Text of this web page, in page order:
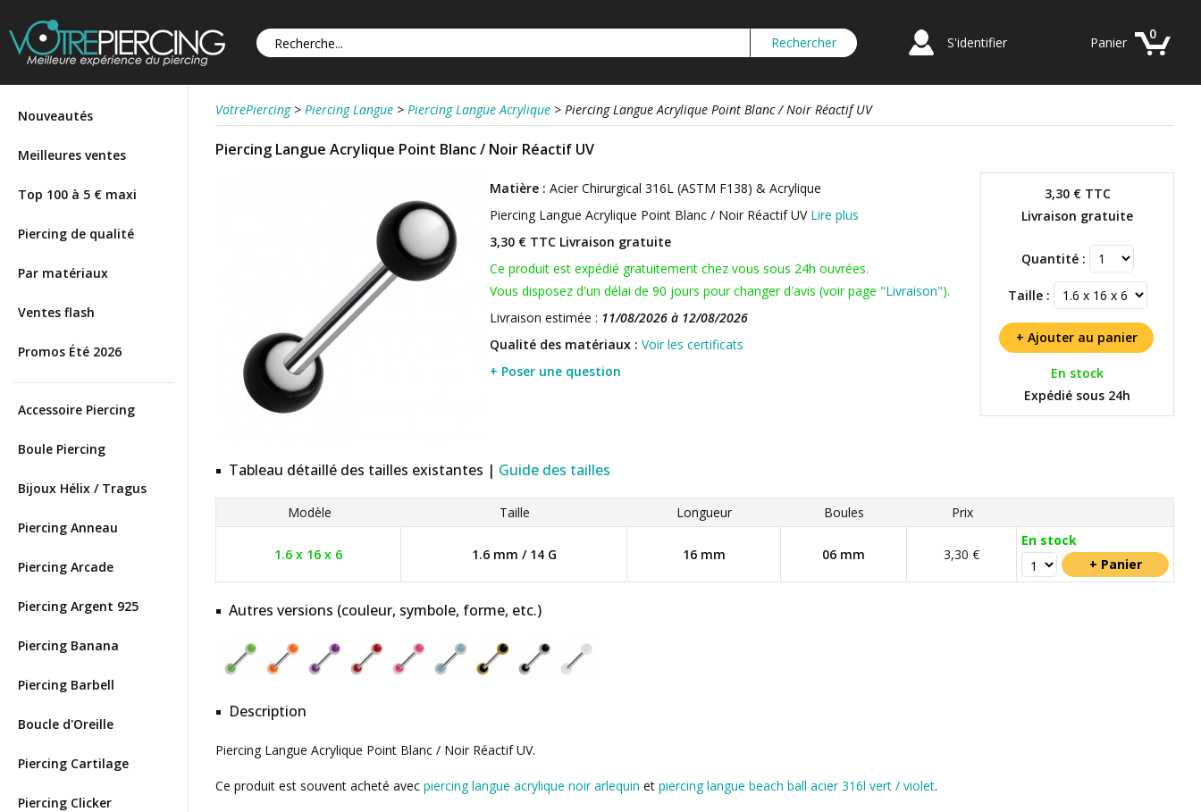
S'identifier
0
Panier
Nouveautés
Meilleures ventes
Top 100 à 5 € maxi
Piercing de qualité
Par matériaux
Ventes flash
Promos Été 2026
Accessoire Piercing
Boule Piercing
Bijoux Hélix / Tragus
Piercing Anneau
Piercing Arcade
Piercing Argent 925
Piercing Banana
Piercing Barbell
Boucle d'Oreille
Piercing Cartilage
Piercing Clicker
VotrePiercing > Piercing Langue > Piercing Langue Acrylique > Piercing Langue Acrylique Point Blanc / Noir Réactif UV
Piercing Langue Acrylique Point Blanc / Noir Réactif UV
3,30 €TTC
Livraison gratuite
Quantité :
Taille :
En stock
Expédié sous 24h
Matière : Acier Chirurgical 316L (ASTM F138) & Acrylique
Piercing Langue Acrylique Point Blanc / Noir Réactif UV Lire plus
3,30 € TTC Livraison gratuite
Ce produit est expédié gratuitement chez vous sous 24h ouvrées.
Vous disposez d'un délai de 90 jours pour changer d'avis (voir page "Livraison").
Livraison estimée : 11/08/2026 à 12/08/2026
Qualité des matériaux : Voir les certificats
+ Poser une question
Tableau détaillé des tailles existantes | Guide des tailles
Modèle Taille Longueur Boules Prix
1.6 x 16 x 6 1.6 mm / 14 G 16 mm 06 mm 3,30 €
En stock
Autres versions (couleur, symbole, forme, etc.)
Description
Piercing Langue Acrylique Point Blanc / Noir Réactif UV.
Ce produit est souvent acheté avec piercing langue acrylique noir arlequin et piercing langue beach ball acier 316l vert / violet.